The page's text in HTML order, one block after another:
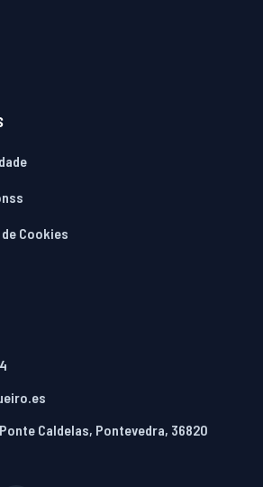
Cookies
Caldelas, Pontevedra, 36820